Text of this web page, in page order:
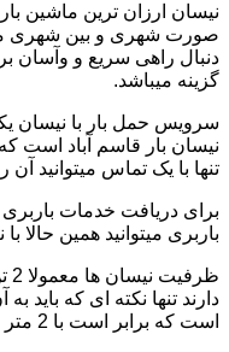
نیسان ارزان ترین ماشین
صورت شهری و بین شهری
دنبال راهی سریع و وآسان
گزینه میباشد.
سرویس حمل بار با نیسان
نیسان بار قاسم آباد است
تنها با یک تماس میتوانید آن
برای دریافت خدمات باربری
باربری میتوانید همین حالا
دارند تنها نکته ای که باید
است که برابر است با 2 متر طول و 1.65 متر عرض.